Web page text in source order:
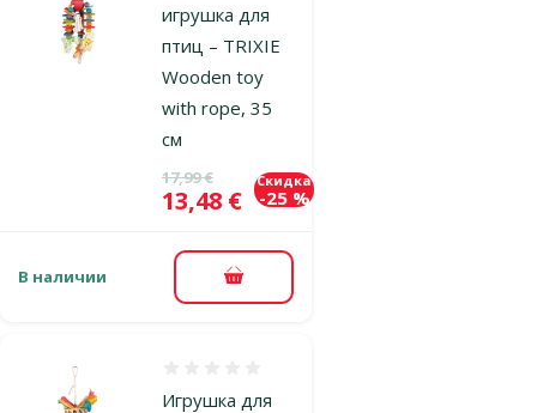
игрушка для
птиц – TRIXIE
Wooden toy
with rope, 35
см
Исходная цена
17,99 €
Цена
13,48 €
Скидка
-25 %
В наличии В корзину
Игрушка для